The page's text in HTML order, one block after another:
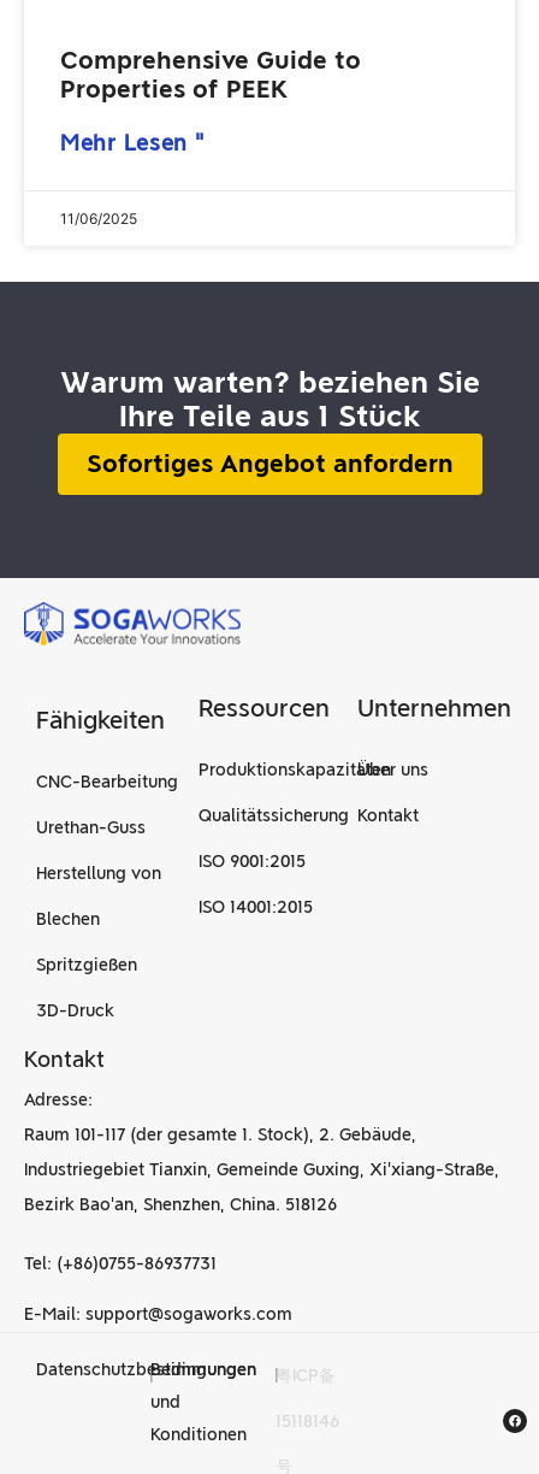
Comprehensive Guide to
Properties of PEEK
Mehr Lesen "
11/06/2025
Warum warten? beziehen Sie
Ihre Teile aus 1 Stück
Sofortiges Angebot anfordern
Fähigkeiten
CNC-Bearbeitung
Urethan-Guss
Herstellung von
Blechen
Spritzgießen
3D-Druck
Ressourcen
Produktionskapazitäten
Qualitätssicherung
ISO 9001:2015
ISO 14001:2015
Unternehmen
Über uns
Kontakt
Kontakt
Adresse:
Raum 101-117 (der gesamte 1. Stock), 2. Gebäude,
Industriegebiet Tianxin, Gemeinde Guxing, Xi'xiang-Straße,
Bezirk Bao'an, Shenzhen, China. 518126
Tel: (+86)0755-86937731
E-Mail: support@sogaworks.com
Datenschutzbestimmungen
|Bedingungen
und
Konditionen
粤ICP备
15118146
号